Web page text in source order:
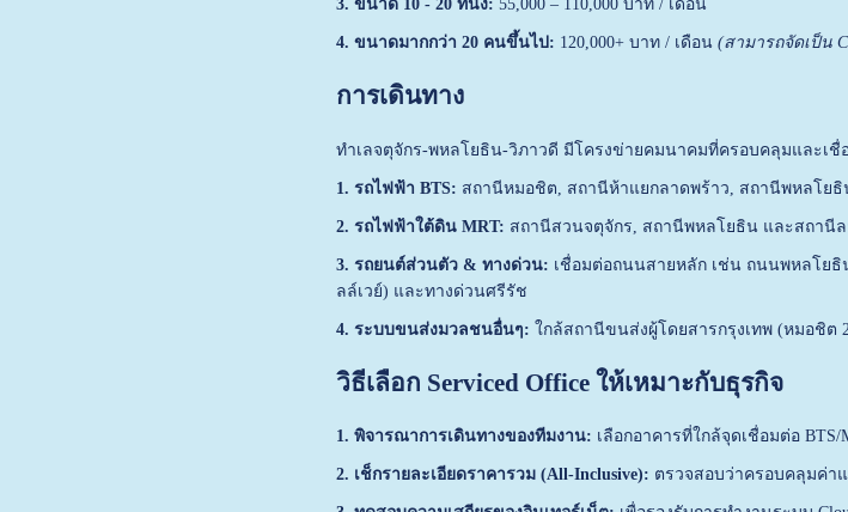
3. ขนาด 10 - 20 ที่นั่ง: 55,000 – 110,000 บาท / เดือน
4. ขนาดมากกว่า 20 คนขึ้นไป: 120,000+ บาท / เดือน (สามารถจัดเป็น
การเดินทาง
ทำเลจตุจักร-พหลโยธิน-วิภาวดี มีโครงข่ายคมนาคมที่ครอบคลุมและเ
1. รถไฟฟ้า BTS: สถานีหมอชิต, สถานีห้าแยกลาดพร้าว, สถานีพหลโย
2. รถไฟฟ้าใต้ดิน MRT: สถานีสวนจตุจักร, สถานีพหลโยธิน และสถานีล
3. รถยนต์ส่วนตัว & ทางด่วน: เชื่อมต่อถนนสายหลัก เช่น ถนนพหลโย
ลล์เวย์) และทางด่วนศรีรัช
4. ระบบขนส่งมวลชนอื่นๆ: ใกล้สถานีขนส่งผู้โดยสารกรุงเทพ (หมอชิต
วิธีเลือก Serviced Office ให้เหมาะกับธุรกิจ
1. พิจารณาการเดินทางของทีมงาน: เลือกอาคารที่ใกล้จุดเชื่อมต่อ
2. เช็กรายละเอียดราคารวม (All-Inclusive): ตรวจสอบว่าครอบคลุมค่า